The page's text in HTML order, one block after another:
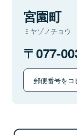
宮園町
ミヤゾノチョウ
077-
郵便番号をコ